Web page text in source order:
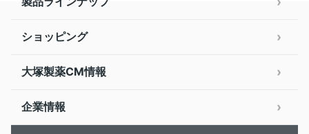
ショッピング
大塚製薬CM情報
企業情報